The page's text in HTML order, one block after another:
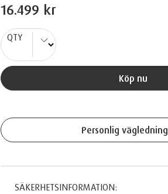
16.499 kr
QTY
Köp nu
Personlig vägledning
SÄKERHETSINFORMATION: